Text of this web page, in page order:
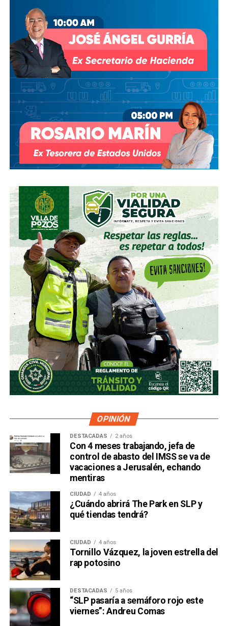
OPINIÓN
DESTACADAS 2 años
Con 4 meses trabajando, jefa de
control de abasto del IMSS se va de
vacaciones a Jerusalén, echando
mentiras
CIUDAD 4 años
¿Cuándo abrirá The Park en SLP y
qué tiendas tendrá?
CIUDAD 4 años
Tornillo Vázquez, la joven estrella del
rap potosino
DESTACADAS 5 años
“SLP pasaría a semáforo rojo este
viernes”: Andreu Comas